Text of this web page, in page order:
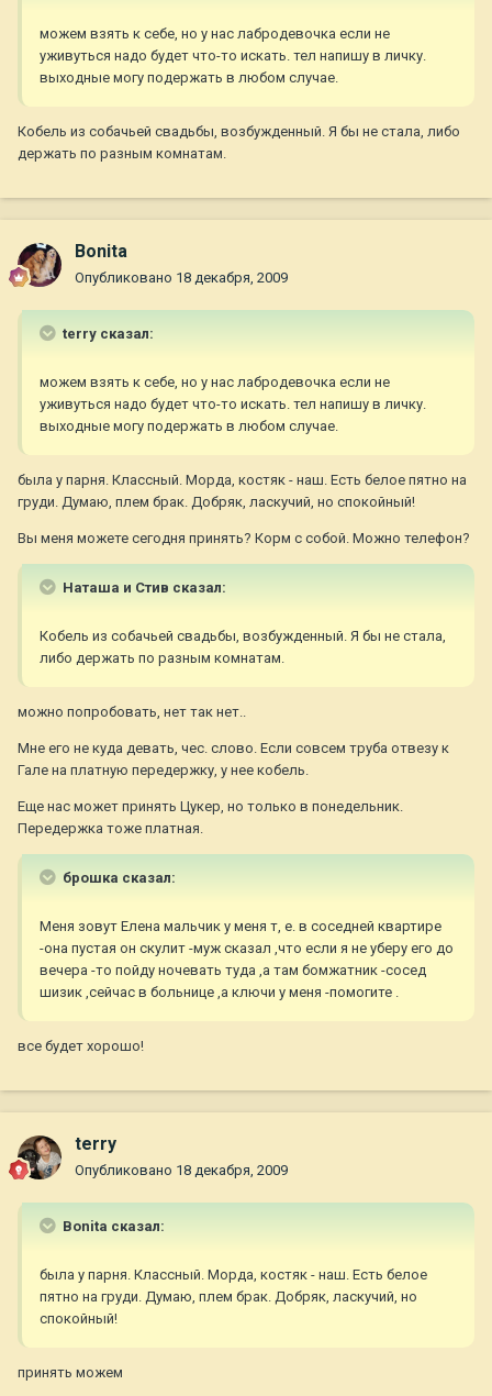
можем взять к себе, но у нас лабродевочка если не
уживуться надо будет что-то искать. тел напишу в личку.
выходные могу подержать в любом случае.
Кобель из собачьей свадьбы, возбужденный. Я бы не стала, либо
держать по разным комнатам.
Bonita
Опубликовано 18 декабря, 2009
terry сказал:
можем взять к себе, но у нас лабродевочка если не
уживуться надо будет что-то искать. тел напишу в личку.
выходные могу подержать в любом случае.
была у парня. Классный. Морда, костяк - наш. Есть белое пятно на
груди. Думаю, плем брак. Добряк, ласкучий, но спокойный!
Вы меня можете сегодня принять? Корм с собой. Можно телефон?
Наташа и Стив сказал:
Кобель из собачьей свадьбы, возбужденный. Я бы не стала,
либо держать по разным комнатам.
можно попробовать, нет так нет..
Мне его не куда девать, чес. слово. Если совсем труба отвезу к
Гале на платную передержку, у нее кобель.
Еще нас может принять Цукер, но только в понедельник.
Передержка тоже платная.
брошка сказал:
Меня зовут Елена мальчик у меня т, е. в соседней квартире
-она пустая он скулит -муж сказал ,что если я не уберу его до
вечера -то пойду ночевать туда ,а там бомжатник -сосед
шизик ,сейчас в больнице ,а ключи у меня -помогите .
все будет хорошо!
terry
Опубликовано 18 декабря, 2009
Bonita сказал:
была у парня. Классный. Морда, костяк - наш. Есть белое
пятно на груди. Думаю, плем брак. Добряк, ласкучий, но
спокойный!
принять можем